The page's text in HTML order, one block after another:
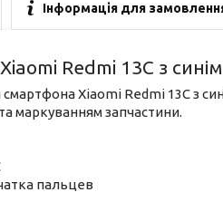
Інформація для
Redmi 13С з
Xiaomi Redmi 13С з
маркуванням запчастини.
пальцев